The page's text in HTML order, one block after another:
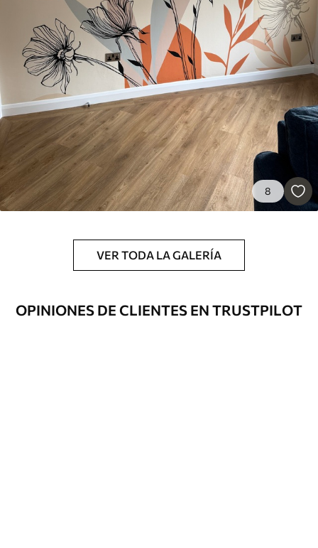
.00 €/m²
Premium
56.6734.00
Vinilo Premium
.0039.00 € /m²
Peel and Stick
81.65 .99€ /m²
8
VER TODA LA GALERÍA
OPINIONES DE CLIENTES EN TRUSTPILOT